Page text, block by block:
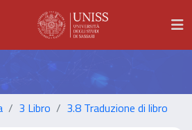
3 Libro 3.8 Traduzione di libro